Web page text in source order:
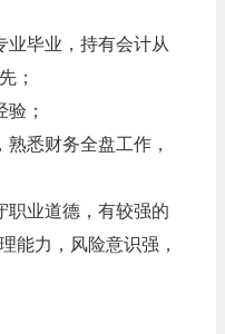
业毕业，持有会计从
；
；
悉财务全盘工作，
职业道德，有较强的
能力，风险意识强，